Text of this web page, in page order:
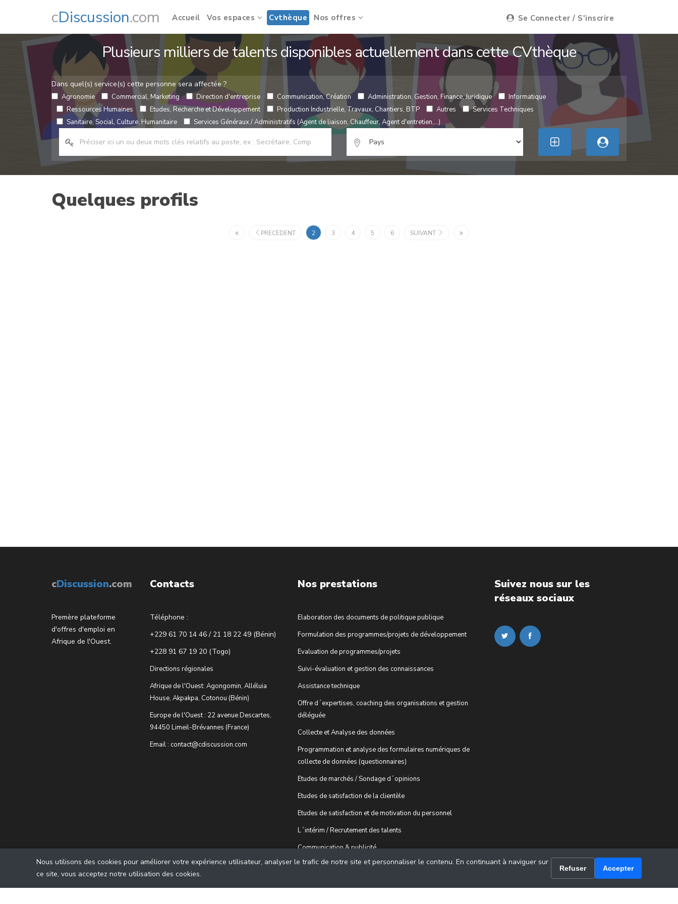
cDiscussion.com Accueil Vos espaces Cvthèque Nos offres Se Connecter / S'inscrire
Plusieurs milliers de talents disponibles actuellement dans cette CVthèque
Dans quel(s) service(s) cette personne sera affectée ?
Agronomie Commercial, Marketing Direction d'entreprise Communication, Création Administration, Gestion, Finance, Juridique
Informatique
Ressources Humaines
Etudes, Recherche et Développement Production Industrielle, Travaux, Chantiers, BTP Autres
Services Techniques
Sanitaire, Social, Culture, Humanitaire
Services Généraux / Administratifs (Agent de liaison, Chauffeur, Agent d'entretien,...)
Quelques profils
PRECEDENT 2 3 4 5 6 SUIVANT
cDiscussion.com
Premère plateforme
d'offres d'emploi en
Afrique de l'Ouest.
Contacts
Téléphone :
+229 61 70 14 46 / 21 18 22 49 (Bénin)
+228 91 67 19 20 (Togo)
Directions régionales
Afrique de l'Ouest: Agongomin, Alléluia
House, Akpakpa, Cotonou (Bénin)
Europe de l'Ouest : 22 avenue Descartes,
94450 Limeil-Brévannes (France)
Email : contact@cdiscussion.com
Nos prestations
Elaboration des documents de politique publique
Formulation des programmes/projets de développement
Evaluation de programmes/projets
Suivi-évaluation et gestion des connaissances
Assistance technique
Offre d´expertises, coaching des organisations et gestion
déléguée
Collecte et Analyse des données
Programmation et analyse des formulaires numériques de
collecte de données (questionnaires)
Etudes de marchés / Sondage d´opinions
Etudes de satisfaction de la clientèle
Etudes de satisfaction et de motivation du personnel
L´intérim / Recrutement des talents
Communication & publicité
Suivez nous sur les
réseaux sociaux
Nous utilisons des cookies pour améliorer votre expérience utilisateur, analyser le trafic de notre site et personnaliser le contenu. En continuant à naviguer sur
ce site, vous acceptez notre utilisation des cookies.
Refuser Accepter